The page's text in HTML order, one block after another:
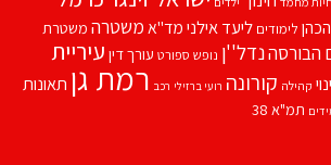
לימודים ליעד אילנימד''אמשטרה משטרת
הבורסהנדל''ן נופש ספורט עורך דין עיריית
קהילה קורונה רועי ברזילי רכב רמת גן תאונות
תמ"א 38